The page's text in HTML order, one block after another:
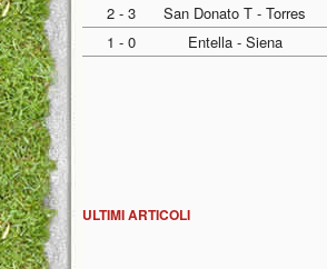
2 - 3
San Donato T - Torres
1 - 0
Entella - Siena
ULTIMI ARTICOLI